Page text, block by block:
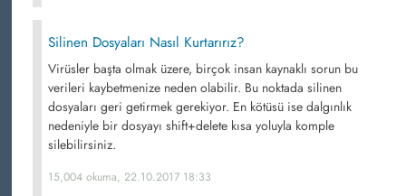
Silinen Dosyaları Nasıl Kurtarırız?
Virüsler başta olmak üzere, birçok insan kaynaklı sorun bu
verileri kaybetmenize neden olabilir. Bu noktada silinen
dosyaları geri getirmek gerekiyor. En kötüsü ise dalgınlık
nedeniyle bir dosyayı shift+delete kısa yoluyla komple
silebilirsiniz.
15,004 okuma, 22.10.2017 18:33